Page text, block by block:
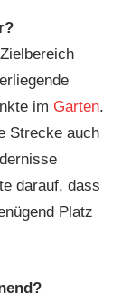
im Garten.
Strecke auch
darauf, dass
Platz